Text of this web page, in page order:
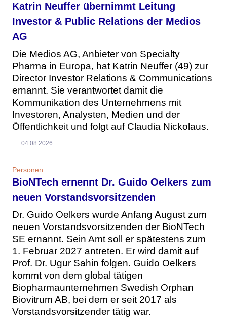
Katrin Neuffer übernimmt Leitung
Investor & Public Relations der Medios
AG
Die Medios AG, Anbieter von Specialty
Pharma in Europa, hat Katrin Neuffer (49) zur
Director Investor Relations & Communications
ernannt. Sie verantwortet damit die
Kommunikation des Unternehmens mit
Investoren, Analysten, Medien und der
Öffentlichkeit und folgt auf Claudia Nickolaus.
04.08.2026
Personen
BioNTech ernennt Dr. Guido Oelkers zum
neuen Vorstandsvorsitzenden
Dr. Guido Oelkers wurde Anfang August zum
neuen Vorstandsvorsitzenden der BioNTech
SE ernannt. Sein Amt soll er spätestens zum
1. Februar 2027 antreten. Er wird damit auf
Prof. Dr. Ugur Sahin folgen. Guido Oelkers
kommt von dem global tätigen
Biopharmaunternehmen Swedish Orphan
Biovitrum AB, bei dem er seit 2017 als
Vorstandsvorsitzender tätig war.